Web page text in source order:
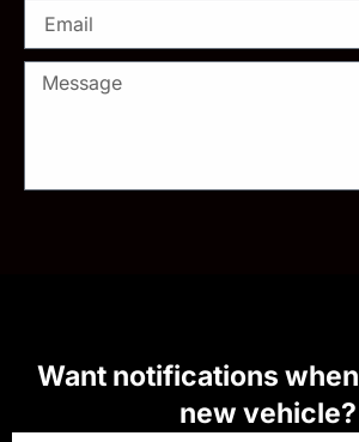
Want notifications
new vehicle?